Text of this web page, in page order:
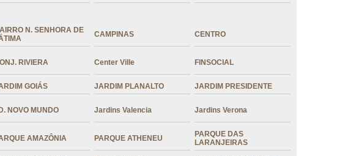
N. SENHORA DE
CAMPINAS CENTRO
RIVIERA Center Ville FINSOCIAL
GOIÁS JARDIM PLANALTO JARDIM PRESIDENTE
NOVO MUNDO Jardins Valencia Jardins Verona
AMAZÔNIA PARQUE ATHENEU
PARQUE DAS
LARANJEIRAS